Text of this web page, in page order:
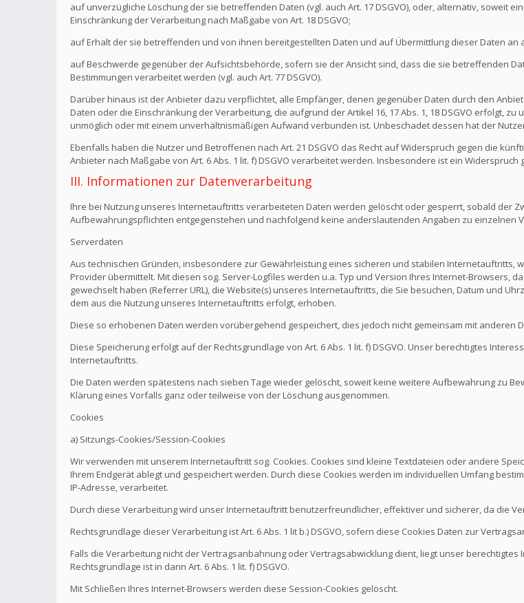
auf unverzügliche Löschung der sie betreffenden Daten (vgl. auch Art. 17 DSGVO), oder, alternativ, soweit
Einschränkung der Verarbeitung nach Maßgabe von Art. 18 DSGVO;
auf Erhalt der sie betreffenden und von ihnen bereitgestellten Daten und auf Übermittlung dieser Daten an
auf Beschwerde gegenüber der Aufsichtsbehörde, sofern sie der Ansicht sind, dass die sie betreffenden
Bestimmungen verarbeitet werden (vgl. auch Art. 77 DSGVO).
Darüber hinaus ist der Anbieter dazu verpflichtet, alle Empfänger, denen gegenüber Daten durch den
Daten oder die Einschränkung der Verarbeitung, die aufgrund der Artikel 16, 17 Abs. 1, 18 DSGVO erfolgt,
unmöglich oder mit einem unverhältnismäßigen Aufwand verbunden ist. Unbeschadet dessen hat der
Ebenfalls haben die Nutzer und Betroffenen nach Art. 21 DSGVO das Recht auf Widerspruch gegen die
Anbieter nach Maßgabe von Art. 6 Abs. 1 lit. f) DSGVO verarbeitet werden. Insbesondere ist ein
III. Informationen zur Datenverarbeitung
Ihre bei Nutzung unseres Internetauftritts verarbeiteten Daten werden gelöscht oder gesperrt, sobald der
Aufbewahrungspflichten entgegenstehen und nachfolgend keine anderslautenden Angaben zu einzelnen
Serverdaten
Aus technischen Gründen, insbesondere zur Gewährleistung eines sicheren und stabilen Internetauftritts,
Provider übermittelt. Mit diesen sog. Server-Logfiles werden u.a. Typ und Version Ihres Internet-Browsers,
gewechselt haben (Referrer URL), die Website(s) unseres Internetauftritts, die Sie besuchen, Datum und
dem aus die Nutzung unseres Internetauftritts erfolgt, erhoben.
Diese so erhobenen Daten werden vorübergehend gespeichert, dies jedoch nicht gemeinsam mit anderen
Diese Speicherung erfolgt auf der Rechtsgrundlage von Art. 6 Abs. 1 lit. f) DSGVO. Unser berechtigtes
Internetauftritts.
Die Daten werden spätestens nach sieben Tage wieder gelöscht, soweit keine weitere Aufbewahrung zu
Klärung eines Vorfalls ganz oder teilweise von der Löschung ausgenommen.
Cookies
a) Sitzungs-Cookies/Session-Cookies
Wir verwenden mit unserem Internetauftritt sog. Cookies. Cookies sind kleine Textdateien oder andere
Ihrem Endgerät ablegt und gespeichert werden. Durch diese Cookies werden im individuellen Umfang
IP-Adresse, verarbeitet.
Durch diese Verarbeitung wird unser Internetauftritt benutzerfreundlicher, effektiver und sicherer, da die
Rechtsgrundlage dieser Verarbeitung ist Art. 6 Abs. 1 lit b.) DSGVO, sofern diese Cookies Daten zur
Falls die Verarbeitung nicht der Vertragsanbahnung oder Vertragsabwicklung dient, liegt unser
Rechtsgrundlage ist in dann Art. 6 Abs. 1 lit. f) DSGVO.
Mit Schließen Ihres Internet-Browsers werden diese Session-Cookies gelöscht.